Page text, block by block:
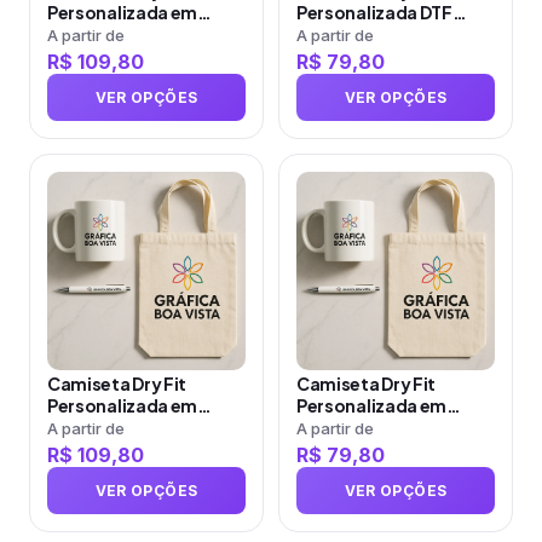
Personalizada em
Sublimação Feminina
com Estampa Grande
(Fre…
A partir de
R$ 109,80
VER OPÇÕES
ser
escolhidas
página
do
produto
Personalizada DTF
Masculina com
Estampa Grande
A partir de
R$ 79,80
VER OPÇÕES
ser
escolhidas
página
do
produto
Camiseta Dry Fit
Personalizada em
Sublimação Masculina
com Estampa Grande
(Fr…
A partir de
R$ 109,80
VER OPÇÕES
Este
produto
tem
várias
opções
podem
ser
escolhidas
página
Camiseta Dry Fit
Personalizada em
Sublimação Feminina
com Estampa Grande
A partir de
R$ 79,80
VER OPÇÕES
Este
produto
tem
várias
opções
podem
ser
escolhidas
página